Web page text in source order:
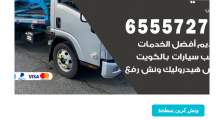
ونش كرين سطحة